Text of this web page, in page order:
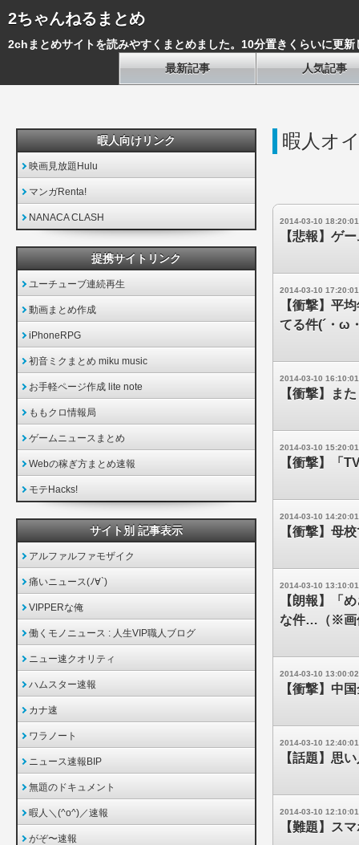
2ちゃんねるまとめ
2chまとめサイトを読みやすくまとめました。10分置きくらいに更新
最新記事
人気記事
暇人オ
2014-03-10 18:20:01
【悲報】ゲ
2014-03-10 17:20:01
【衝撃】平
てる件(´・ω
2014-03-10 16:10:01
【衝撃】ま
2014-03-10 15:20:01
【衝撃】「
2014-03-10 14:20:01
【衝撃】母
2014-03-10 13:10:01
【朗報】「
な件…（※画
2014-03-10 13:00:02
【衝撃】中
2014-03-10 12:40:01
【話題】思
2014-03-10 12:10:01
【難題】ス
暇人向けリンク
映画見放題Hulu
マンガRenta!
NANACA CLASH
提携サイトリンク
ユーチューブ連続再生
動画まとめ作成
iPhoneRPG
初音ミクまとめ miku music
お手軽ページ作成 lite note
ももクロ情報局
ゲームニュースまとめ
Webの稼ぎ方まとめ速報
モテHacks!
サイト別 記事表示
アルファルファモザイク
痛いニュース(ﾉ∀`)
VIPPERな俺
働くモノニュース : 人生VIP職人ブログ
ニュー速クオリティ
ハムスター速報
カナ速
ワラノート
ニュース速報BIP
無題のドキュメント
暇人＼(^o^)／速報
がぞ〜速報